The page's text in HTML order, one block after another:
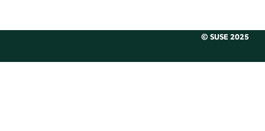
© SUSE 2025